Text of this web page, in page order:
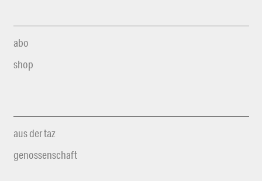
abo
shop
aus der taz
genossenschaft